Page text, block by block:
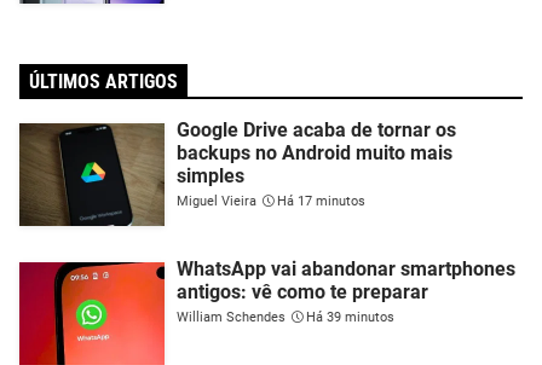
ÚLTIMOS ARTIGOS
Google Drive acaba de tornar os
backups no Android muito mais
simples
Miguel Vieira Há 17 minutos
WhatsApp vai abandonar smartphones
antigos: vê como te preparar
William Schendes Há 39 minutos